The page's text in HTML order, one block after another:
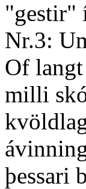
"gestir"
Nr.3:
Of
milli
þessari